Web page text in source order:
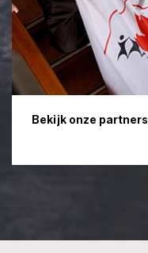
Bekijk onze partners